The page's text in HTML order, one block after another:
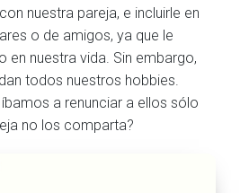
nuestra pareja, e incluirle en
o de amigos, ya que le
en nuestra vida. Sin embargo,
todos nuestros hobbies.
a renunciar a ellos sólo
no los comparta?